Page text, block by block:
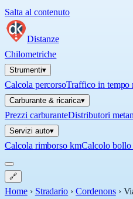
Salta al contenuto
Distanze
Chilometriche
Strumenti▾
Calcola percorsoTraffico in tempo
Carburante & ricarica▾
Prezzi carburanteDistributori
Servizi auto▾
Calcola rimborso kmCalcolo bollo
🔗
Home › Stradario › Cordenons ›